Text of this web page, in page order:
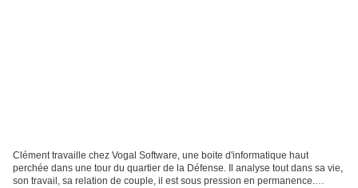
Clément travaille chez Vogal Software, une boite d'informatique haut
perchée dans une tour du quartier de la Défense. Il analyse tout dans sa vie,
son travail, sa relation de couple, il est sous pression en permanence.